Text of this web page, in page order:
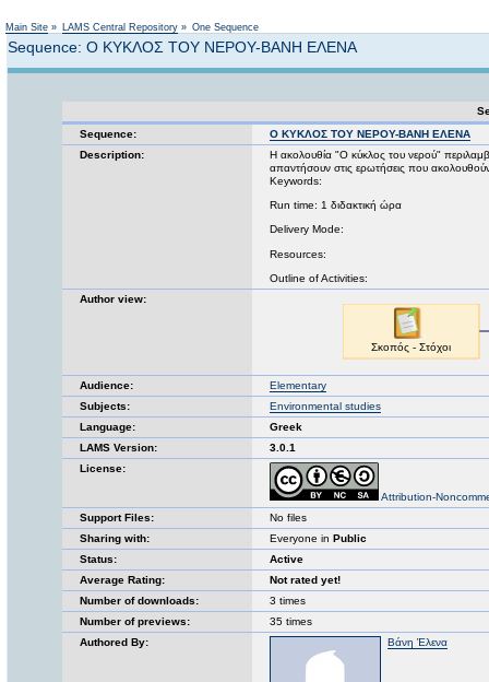
Main Site » LAMS Central Repository » One Sequence
Sequence: Ο ΚΥΚΛΟΣ ΤΟΥ ΝΕΡΟΥ-ΒΑΝΗ ΕΛΕΝΑ
Sequence:
Ο ΚΥΚΛΟΣ ΤΟΥ ΝΕΡΟΥ-ΒΑΝΗ ΕΛΕΝΑ
Description:
Η ακολουθία "Ο κύκλος του νερού"
απαντήσουν στις ερωτήσεις που
Keywords:
Run time: 1 διδακτική ώρα
Delivery Mode:
Resources:
Outline of Activities:
Author view:
Audience:
Elementary
Subjects:
Environmental studies
Language:
Greek
LAMS Version:
3.0.1
License:
Attribution-
Support Files:
No files
Sharing with:
Everyone in Public
Status:
Active
Average Rating:
Not rated yet!
Number of downloads:
3 times
Number of previews:
35 times
Authored By:
Βάνη Έλενα